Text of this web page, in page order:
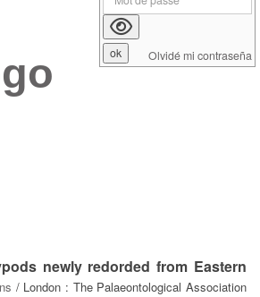
newly redorded from Eastern
/ London : The Palaeontological Association
Olvidé mi contraseña